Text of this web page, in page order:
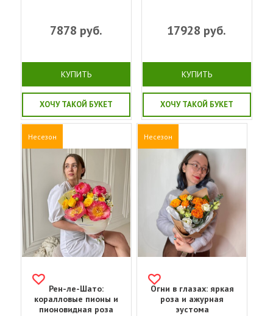
7878 руб.
КУПИТЬ
ХОЧУ ТАКОЙ БУКЕТ
17928 руб.
КУПИТЬ
ХОЧУ ТАКОЙ БУКЕТ
Несезон
Рен-ле-Шато:
коралловые пионы и
пионовидная роза
Несезон
Огни в глазах: яркая
роза и ажурная
эустома